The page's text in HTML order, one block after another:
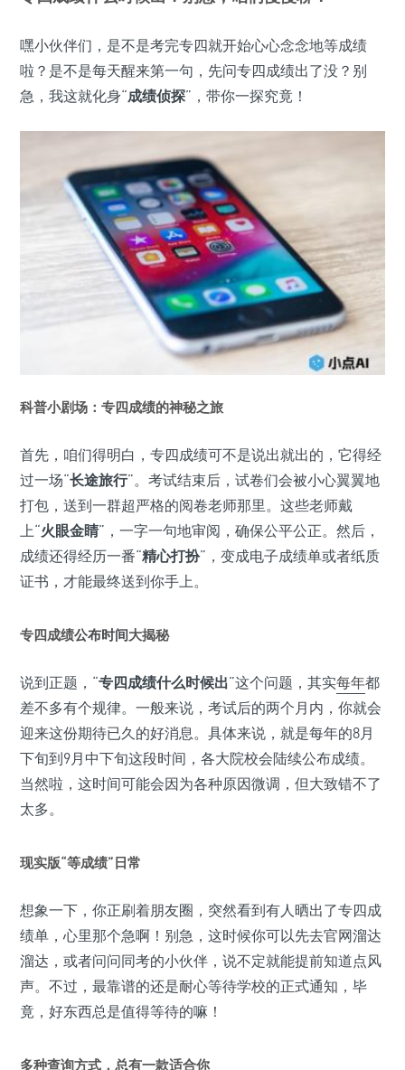
嘿小伙伴们，是不是考完专四就开始心心念念地等成绩
啦？是不是每天醒来第一句，先问专四成绩出了没？别
急，我这就化身“成绩侦探”，带你一探究竟！
科普小剧场：专四成绩的神秘之旅
首先，咱们得明白，专四成绩可不是说出就出的，它得经
过一场“长途旅行”。考试结束后，试卷们会被小心翼翼地
打包，送到一群超严格的阅卷老师那里。这些老师戴
上“火眼金睛”，一字一句地审阅，确保公平公正。然后，
成绩还得经历一番“精心打扮”，变成电子成绩单或者纸质
证书，才能最终送到你手上。
专四成绩公布时间大揭秘
说到正题，“专四成绩什么时候出”这个问题，其实每年都
差不多有个规律。一般来说，考试后的两个月内，你就会
迎来这份期待已久的好消息。具体来说，就是每年的8月
下旬到9月中下旬这段时间，各大院校会陆续公布成绩。
当然啦，这时间可能会因为各种原因微调，但大致错不了
太多。
现实版“等成绩”日常
想象一下，你正刷着朋友圈，突然看到有人晒出了专四成
绩单，心里那个急啊！别急，这时候你可以先去官网溜达
溜达，或者问问同考的小伙伴，说不定就能提前知道点风
声。不过，最靠谱的还是耐心等待学校的正式通知，毕
竟，好东西总是值得等待的嘛！
多种查询方式，总有一款适合你